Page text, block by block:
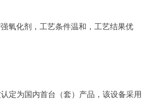
氧化剂，工艺条件温和，工艺结果优
定为国内首台（套）产品，该设备采用